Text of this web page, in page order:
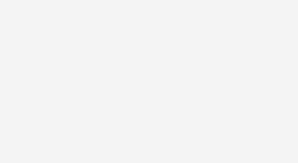
visual en la vida pública notablement
en la tardana ciutat capitalista, un sentit
de l’entorn arquitectònic en una
una identitat visual anterior a la Primera
idea molt britànica sobre la modernitat.
reconfortant sobre la infància, la